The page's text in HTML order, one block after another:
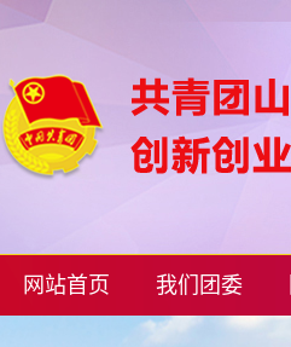
网站首页 我们团委